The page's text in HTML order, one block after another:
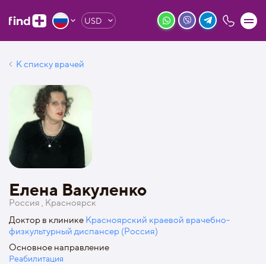
USD
К списку врачей
Елена Вакуленко
Россия , Красноярск
Доктор в клинике Красноярский краевой врачебно-
физкультурный диспансер (Россия)
Основное направление
Реабилитация